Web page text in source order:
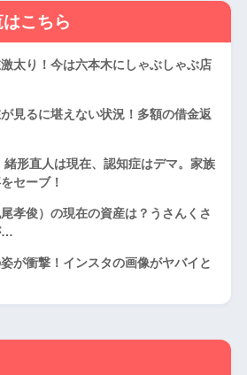
こちら
太り！今は六本木にしゃぶしゃぶ店
見るに堪えない状況！多額の借金返
緒形直人は現在、認知症はデマ。家族
セーブ！
孝俊）の現在の資産は？うさんくさ
…
が衝撃！インスタの画像がヤバイと